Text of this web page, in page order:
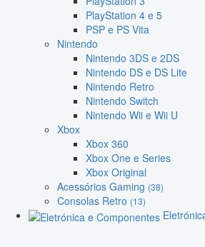
PlayStation 4 e 5
PSP e PS Vita
Nintendo
Nintendo 3DS e 2DS
Nintendo DS e DS Lite
Nintendo Retro
Nintendo Switch
Nintendo Wii e Wii U
Xbox
Xbox 360
Xbox One e Series
Xbox Original
Acessórios Gaming (38)
Consolas Retro (13)